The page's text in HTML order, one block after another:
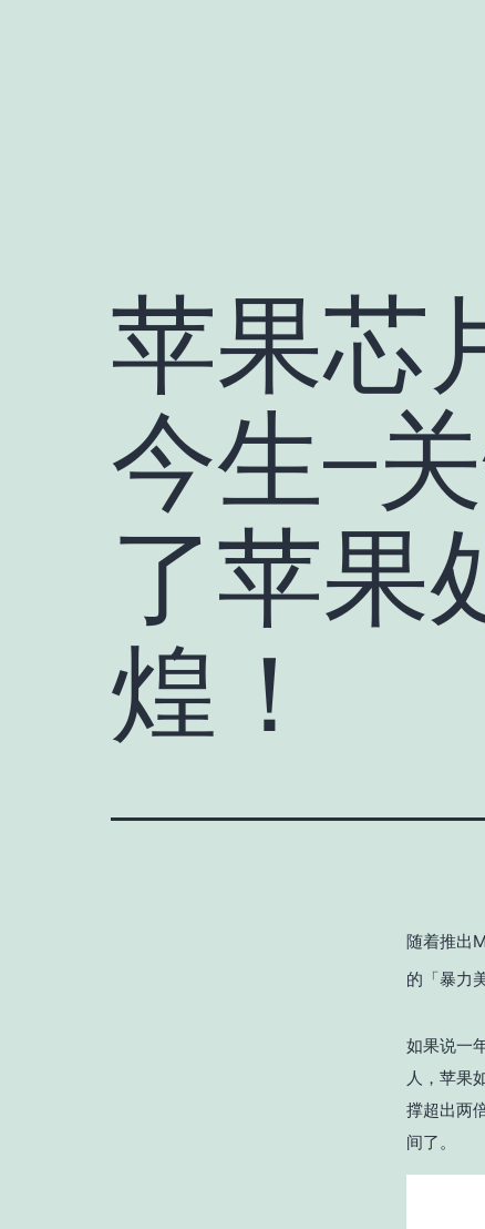
苹果芯
今生–
了苹果
煌！
随着推出
的「暴力
如果说一
人，苹果
撑超出两
间了。